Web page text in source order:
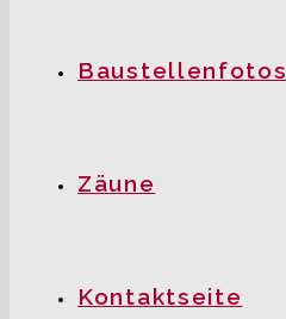
Baustellenfotos
Zäune
Kontaktseite